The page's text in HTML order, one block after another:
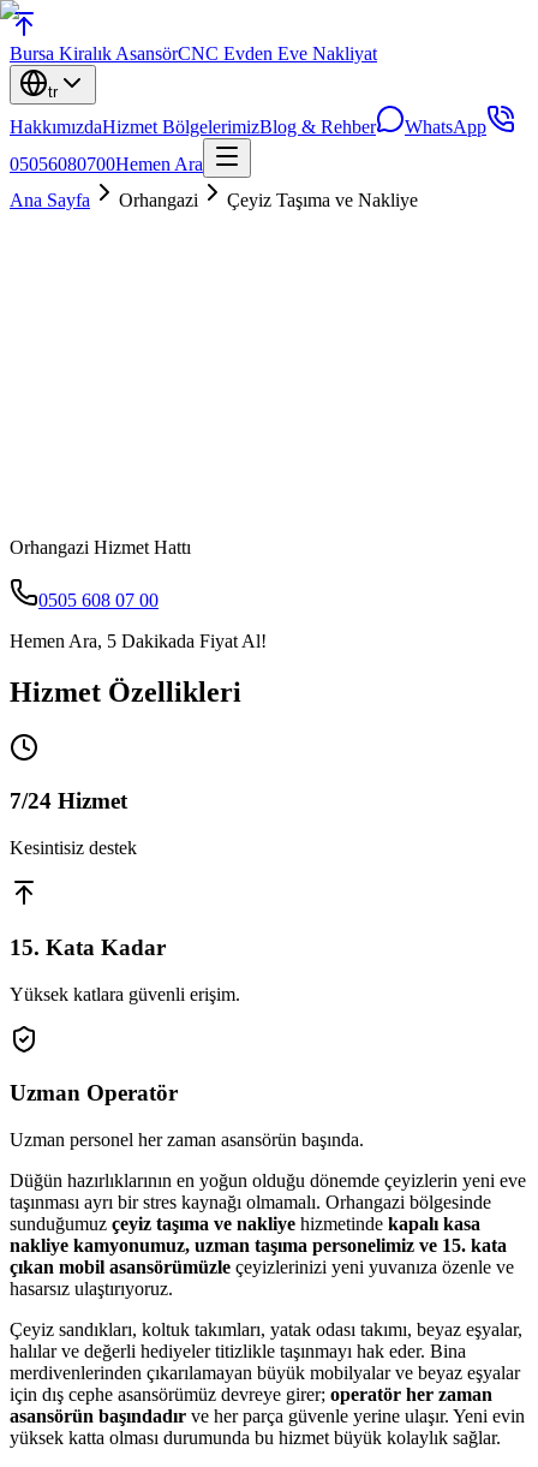
Bursa Kiralık AsansörCNC Evden Eve Nakliyat
tr
HakkımızdaHizmet BölgelerimizBlog & Rehber
WhatsApp
05056080700Hemen Ara
Ana Sayfa
Orhangazi Çeyiz Taşıma ve Nakliye
Orhangazi Hizmet Hattı
0505 608 07 00
Hemen Ara, 5 Dakikada Fiyat Al!
Hizmet Özellikleri
7/24 Hizmet
Kesintisiz destek
15. Kata Kadar
Yüksek katlara güvenli erişim.
Uzman Operatör
Uzman personel her zaman asansörün başında.
Düğün hazırlıklarının en yoğun olduğu dönemde çeyizlerin yeni eve
taşınması ayrı bir stres kaynağı olmamalı. Orhangazi bölgesinde
sunduğumuz çeyiz taşıma ve nakliye hizmetinde kapalı kasa
nakliye kamyonumuz, uzman taşıma personelimiz ve 15. kata
çıkan mobil asansörümüzle çeyizlerinizi yeni yuvanıza özenle ve
hasarsız ulaştırıyoruz.
Çeyiz sandıkları, koltuk takımları, yatak odası takımı, beyaz eşyalar,
halılar ve değerli hediyeler titizlikle taşınmayı hak eder. Bina
merdivenlerinden çıkarılamayan büyük mobilyalar ve beyaz eşyalar
için dış cephe asansörümüz devreye girer; operatör her zaman
asansörün başındadır ve her parça güvenle yerine ulaşır. Yeni evin
yüksek katta olması durumunda bu hizmet büyük kolaylık sağlar.